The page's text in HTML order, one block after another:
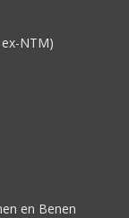
NTM)
en Benen